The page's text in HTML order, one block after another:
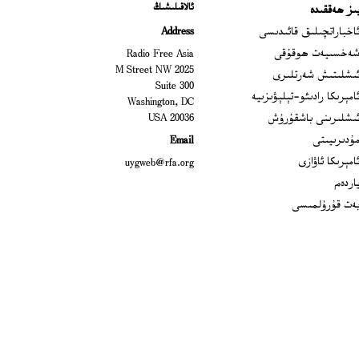
ھەققىدە
ئاخباراتچىلىق قائىدىسى
شەخسىيەت ھوقۇقى
ئىشلىتىش شەرتلىرى
ئامېرىكا رادىئو-تېلېۋىزىيە
ئىشلىرىنى باشقۇرۇش
مۇدىرىيىتى
ئامېرىكا ئاۋازى
ياردەم
بەت قۇرۇلمىسى
ئالاقىلىشىڭ
Address
Radio Free Asia
2025 M Street NW
Suite 300
Washington, DC
20036 USA
Email
uygweb@rfa.org